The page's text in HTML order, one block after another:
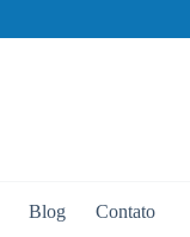
Blog Contato